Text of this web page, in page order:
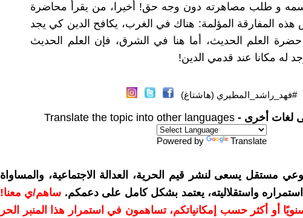
و طلب مصاهرته دون وجه حق! أخيرا، من يقرأ محاضرة
هذه المفارقة المؤلمة: هناك في الغرب، يكافح الدين كي يجد
حضرة العلم الحديث، أما هنا في الشرق، فإن العلم الحديث
له مكانا عند قدمي الدين!
#فهد_راشد_المطيري (هاشتاغ)
لغات أخرى - Translate the topic into other languages
Powered by Translate
مستقل يسعى لنشر قيم الحرية، العدالة الاجتماعية، والمساواة
واستقلاليته، يعتمد بشكل كامل على دعمكم. ساهم/ي معنا!
10 دولارات سنويًا أو أكثر حسب إمكانياتكم، تساهمون في استمرار هذا المنبر الحر